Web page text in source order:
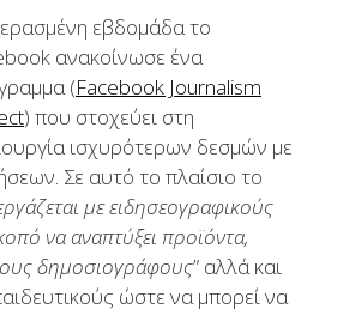
εβδομάδα το
ανακοίνωσε ένα
(Facebook Journalism
) που στοχεύει στη
ισχυρότερων δεσμών με
Σε αυτό το πλαίσιο το
με ειδησεογραφικούς
να αναπτύξει προϊόντα,
δημοσιογράφους” αλλά και
ώστε να μπορεί να